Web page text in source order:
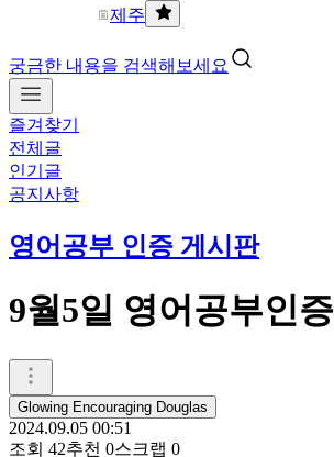
제주
궁금한 내용을 검색해보세요
즐겨찾기
전체글
인기글
공지사항
영어공부 인증 게시판
9월5일 영어공부인증
Glowing Encouraging Douglas
2024.09.05 00:51
조회 42추천 0스크랩 0